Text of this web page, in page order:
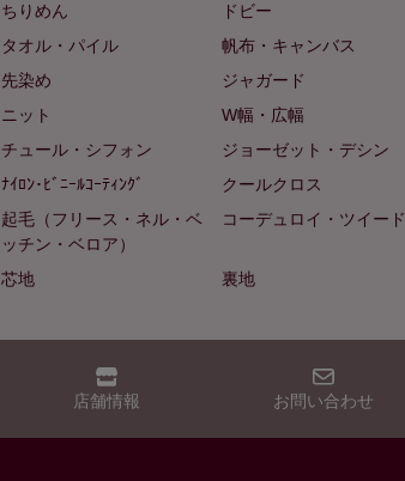
ちりめん
ドビー
タオル・パイル
帆布・キャンバス
先染め
ジャガード
ニット
W幅・広幅
チュール・シフォン
ジョーゼット・デシン
ﾅｲﾛﾝ･ﾋﾞﾆｰﾙｺｰﾃｨﾝｸﾞ
クールクロス
起毛（フリース・ネル・ベ
ッチン・ベロア）
コーデュロイ・ツイード
芯地 裏地
店舗情報 お問い合わせ